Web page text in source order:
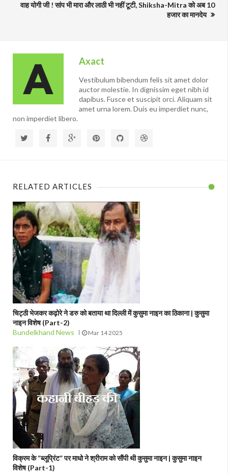
वाह योगी जी ! सांप भी मारा और लाठी भी नहीं टूटी, Shiksha-Mitra को अब 10
हजार का मानदेय
Axact
Vestibulum bibendum felis sit amet dolor
auctor molestie. In dignissim eget nibh id
dapibus. Fusce et suscipit orci. Aliquam sit
amet urna lorem. Duis eu imperdiet nunc,
non imperdiet libero.
RELATED ARTICLES
चिट्ठी भेजकर कढ़ोरे ने डरु को बताया था दिल्ली में कुसुमा नाइन का ठिकाना | कुसुमा
नाइन विशेष (Part-2)
Bundelkhand News
Mar 14 2025
विक्रम के “ब्लूप्रिंट” पर माधो ने श्रीराम को सौंपी थी कुसुमा नाइन | कुसुमा नाइन
विशेष (Part-1)